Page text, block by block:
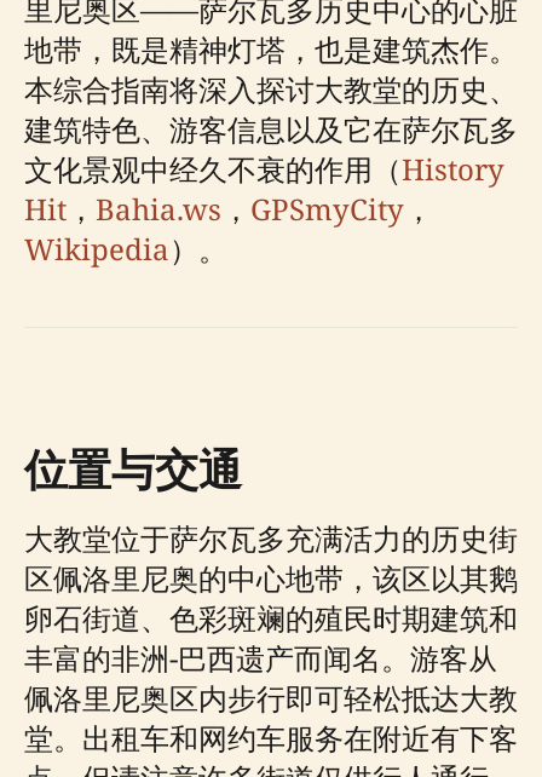
里尼奥区——萨尔瓦多历史中心的心脏
地带，既是精神灯塔，也是建筑杰作。
本综合指南将深入探讨大教堂的历史、
建筑特色、游客信息以及它在萨尔瓦多
文化景观中经久不衰的作用（History
Hit ， Bahia.ws ， GPSmyCity ，
Wikipedia）。
位置与交通
大教堂位于萨尔瓦多充满活力的历史街
区佩洛里尼奥的中心地带，该区以其鹅
卵石街道、色彩斑斓的殖民时期建筑和
丰富的非洲-巴西遗产而闻名。游客从
佩洛里尼奥区内步行即可轻松抵达大教
堂。出租车和网约车服务在附近有下客